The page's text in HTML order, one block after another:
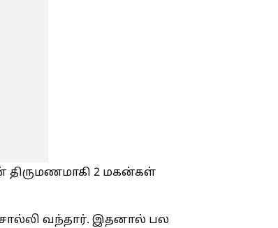
2 மகன்கள்
சொல்லி வந்தார். இதனால் பல